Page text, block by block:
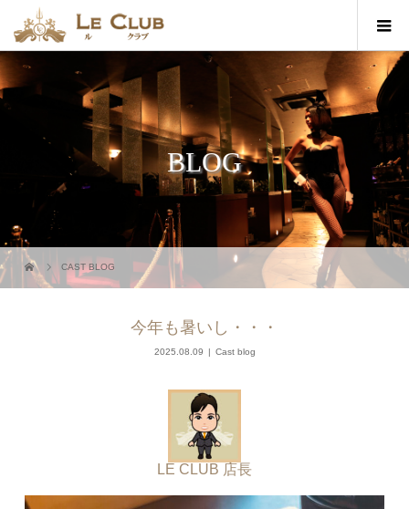
BLOG
CAST BLOG
今年も暑いし・・・
2025.08.09 Cast blog
LE CLUB 店長